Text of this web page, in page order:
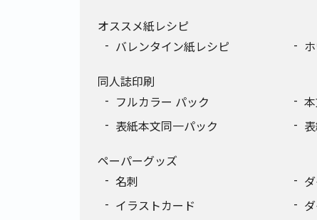
オススメ紙レシピ
バレンタイン紙レシピ
同人誌印刷
フルカラー パック
表紙本文同一パック
ペーパーグッズ
名刺
イラストカード